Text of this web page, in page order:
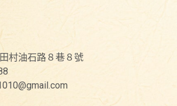
村油石路８巷８號